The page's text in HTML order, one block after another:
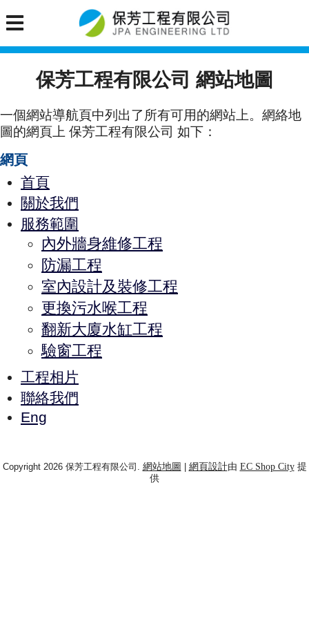
保芳工程有限公司 網站地圖
一個網站導航頁中列出了所有可用的網站上。網絡地
圖的網頁上 保芳工程有限公司 如下：
網頁
首頁
關於我們
服務範圍
內外牆身維修工程
防漏工程
室內設計及裝修工程
更換污水喉工程
翻新大廈水缸工程
驗窗工程
工程相片
聯絡我們
Eng
Copyright 2026 保芳工程有限公司. 網站地圖 網頁設計由 EC Shop City提
供